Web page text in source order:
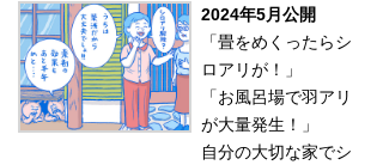
2024年5月公開
「畳をめくったらシ
ロアリが！」
「お風呂場で羽アリ
が大量発生！」
自分の大切な家でシ